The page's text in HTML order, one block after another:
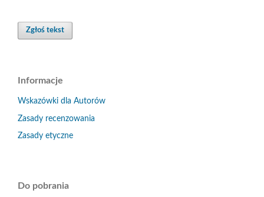
Zgłoś tekst
Informacje
Wskazówki dla Autorów
Zasady recenzowania
Zasady etyczne
Do pobrania